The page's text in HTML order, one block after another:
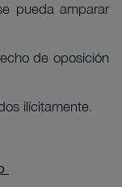
pueda amparar
de oposición
ilícitamente.